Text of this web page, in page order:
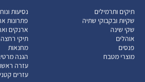
תיקים ותרמילים
שקיות ובקבוקי שתיה
שקי שינה
אוהלים
פנסים
מוצרי מטבח
נסיעות
פתרונות
ארנקים
תיקי רחצה
מחנאות
הגנה
עזרה
עזרים